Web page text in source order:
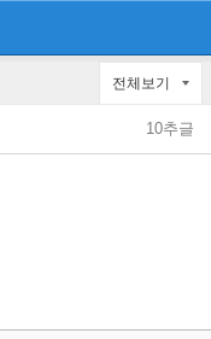
전체보기
10추글